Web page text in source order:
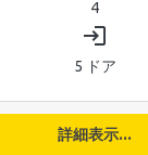
4
login
5 ドア
詳細表示...